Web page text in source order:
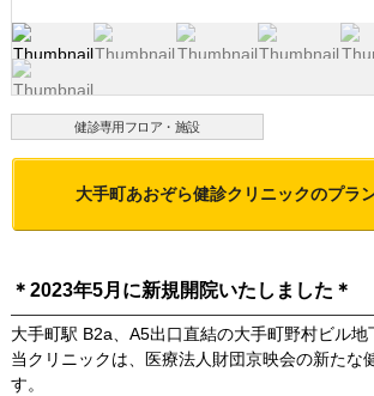
健診専用フロア・施設
大手町あおぞら健診クリニックのプラ
＊2023年5月に新規開院いたしました＊
大手町駅 B2a、A5出口直結の大手町野村ビル地
当クリニックは、医療法人財団京映会の新たな
す。